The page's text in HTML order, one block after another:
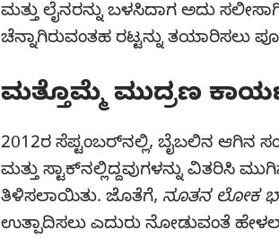
ಮತ್ತು ಲೈನರನ್ನು ಬಳಸಿದಾಗ ಅದು
ಚೆನ್ನಾಗಿರುವಂತಹ ರಟ್ಟನ್ನು ತಯಾರಿಸಲು
ಮತ್ತೊಮ್ಮೆ ಮುದ್ರಣ
2012ರ ಸೆಪ್ಟಂಬರ್‌ನಲ್ಲಿ, ಬೈಬಲಿನ ಆಗಿನ
ಮತ್ತು ಸ್ಟಾಕ್‌ನಲ್ಲಿದ್ದವುಗಳನ್ನು ವಿತರಿಸಿ
ತಿಳಿಸಲಾಯಿತು. ಜೊತೆಗೆ, ನೂತನ ಲೋಕ
ಉತ್ಪಾದಿಸಲು ಎದುರು ನೋಡುವಂತೆ